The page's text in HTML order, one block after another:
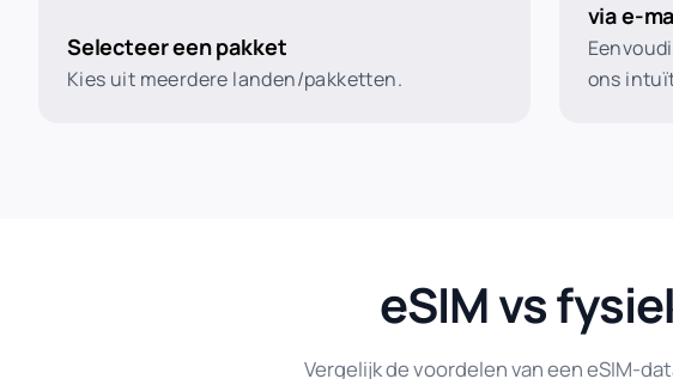
Selecteer een pakket
Kies uit meerdere landen/pakketten.
via e-
ons
eSIM vs
Vergelijk de voordelen van een eSIM-